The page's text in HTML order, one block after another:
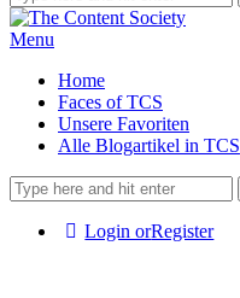
Menu
Home
Faces of TCS
Unsere Favoriten
Alle Blogartikel in TCS
Login orRegister